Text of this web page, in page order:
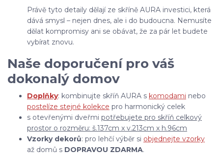
Právě tyto detaily dělají ze skříně AURA investici, která
dává smysl – nejen dnes, ale i do budoucna. Nemusíte
dělat kompromisy ani se obávat, že za pár let budete
vybírat znovu.
Naše doporučení pro váš
dokonalý domov
Doplňky: kombinujte skříň AURA s komodami nebo
postelíze stejné kolekce pro harmonický celek
s otevřenými dveřmi potřebujete pro skříň celkový
prostor o rozměru: š.137cm x v.213cm x h.96cm
Vzorky dekorů: pro lehčí výběr si objednejte vzorky
až domů s DOPRAVOU ZDARMA.